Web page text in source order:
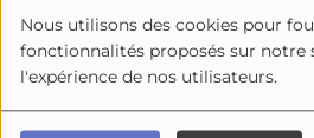
Nous utilisons des cookies pour
fonctionnalités proposés sur notre
l'expérience de nos utilisateurs.